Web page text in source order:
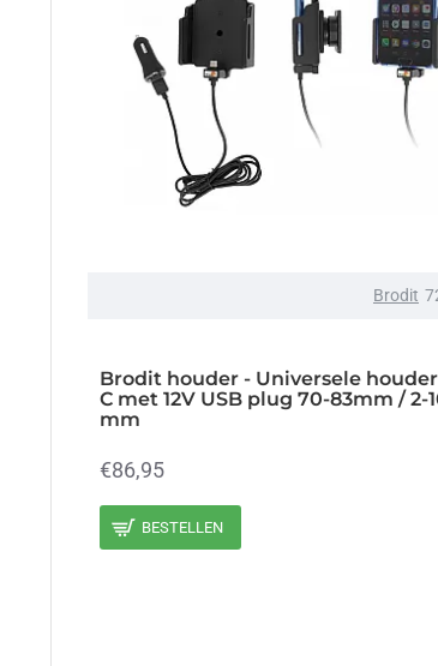
Brodit
Brodit houder - Universele houder
C met 12V USB plug 70-83mm / 2-
mm
€86,95
BESTELLEN